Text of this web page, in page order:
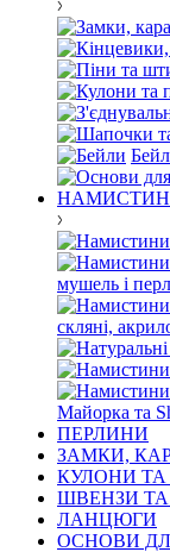
мушель і
скляні,
Майорка та
ПЕРЛИНИ
ЗАМКИ,
КУЛОНИ ТА
ШВЕНЗИ
ЛАНЦЮГИ
ОСНОВИ